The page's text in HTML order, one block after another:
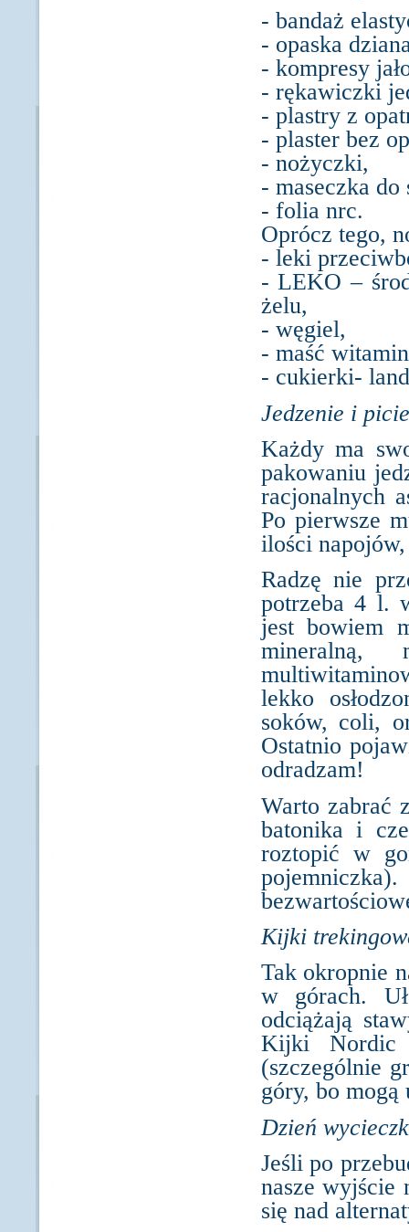
- bandaż
- opaska
- kompresy
- rękawiczki
- plastry z
- plaster bez
- nożyczki,
- maseczka do
- folia nrc.
Oprócz tego,
- leki
- LEKO –
żelu,
- węgiel,
- maść
- cukierki-
Jedzenie i
Każdy ma
pakowaniu
racjonalnych
Po pierwsze
ilości napojów,
Radzę nie
potrzeba 4 l.
jest bowiem
lekko
soków, coli,
Ostatnio
odradzam!
Warto zabrać
batonika i
roztopić w
Kijki
Tak okropnie
w górach.
odciążają
Kijki Nordic
(szczególnie
góry, bo
Dzień
Jeśli po
nasze wyjście
się nad